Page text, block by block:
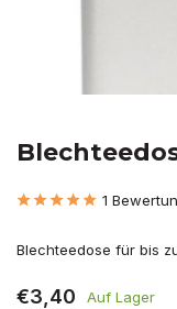
1
Blechteedose für bis
€3,40 Auf Lager